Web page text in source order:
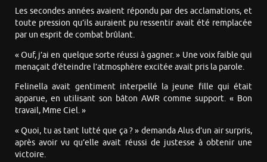
Les secondes années avaient répondu par des acclamations, et
toute pression qu’ils auraient pu ressentir avait été remplacée
par un esprit de combat brûlant.
« Ouf, j’ai en quelque sorte réussi à gagner. » Une voix faible qui
menaçait d’éteindre l’atmosphère excitée avait pris la parole.
Felinella avait gentiment interpellé la jeune fille qui était
apparue, en utilisant son bâton AWR comme support. « Bon
travail, Mme Ciel. »
« Quoi, tu as tant lutté que ça ? » demanda Alus d’un air surpris,
après avoir vu qu’elle avait réussi de justesse à obtenir une
victoire.